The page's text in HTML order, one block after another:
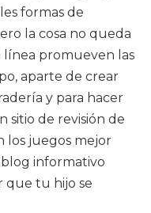
formas de
la cosa no queda
línea promueven las
aparte de crear
y para hacer
sitio de revisión de
los juegos mejor
blog informativo
que tu hijo se